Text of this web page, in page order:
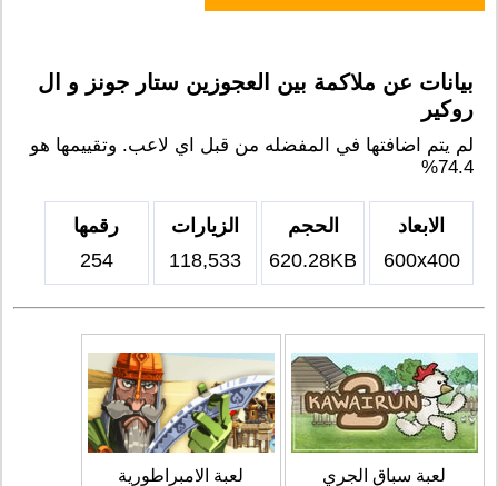
بيانات عن ملاكمة بين العجوزين ستار جونز و ال
روكير
لم يتم اضافتها في المفضله من قبل اي لاعب. وتقييمها هو
74.4%
الابعاد
600x400
الحجم
620.28KB
الزيارات
118,533
رقمها
254
لعبة سباق الجري لعبة الامبراطورية